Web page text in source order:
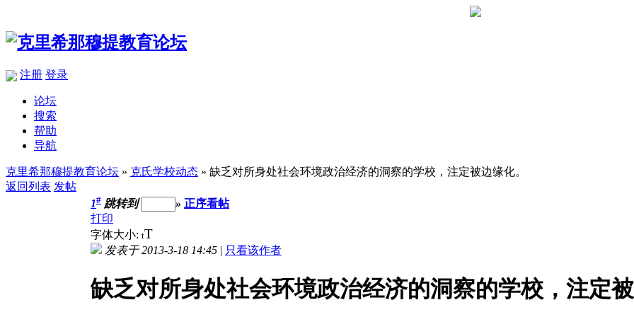
注册 登录
论坛
搜索
帮助
导航
克里希那穆提教育论坛 » 克氏学校动态 » 缺乏对所身处社会环境政治经济的洞察的学校，注定被边缘化。
返回列表 发帖
1# 跳转到 » 正序看帖
打印
字体大小: tT
发表于 2013-3-18 14:45 | 只看该作者
缺乏对所身处社会环境政治经济的洞察的学校，注定